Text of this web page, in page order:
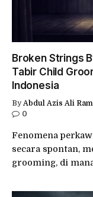
Broken Strings
Tabir Child
Indonesia
By Abdul Azis Ali
0
Fenomena
secara spontan,
grooming, di